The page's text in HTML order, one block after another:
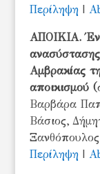
Περίληψη |
ΑΠΟΙΚΙΑ.
Αμβρακίας
αποικισμού (
Βαρβάρα
Βάσιος,
Ξανθόπουλος
Περίληψη |